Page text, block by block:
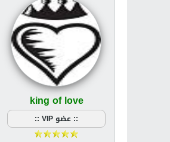
king of love
:: عضو VIP ::